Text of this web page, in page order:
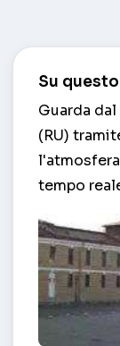
Su
Guarda
(RU)
tempo